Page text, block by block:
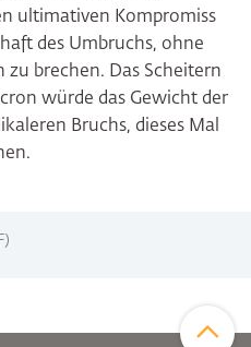
ultimativen Kompromiss
des Umbruchs, ohne
brechen. Das Scheitern
würde das Gewicht der
Bruchs, dieses Mal